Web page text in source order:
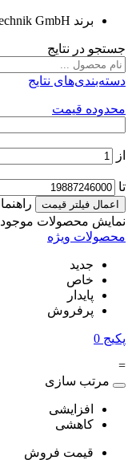
برند GmbH
جستجو در نتایج
دسته‌بندی‌های نتایج
محدوده قیمت
از
تا
اعمال فیلتر قیمت
راهنما
نمایش محصولات موجود
محصولات ویژه
جدید
خاص
پایدار
پرفروش
پکیج 0
=
مرتب سازی
افزایشی
کاهشی
قیمت فروش